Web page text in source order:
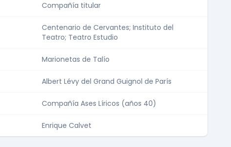
Compañía titular
Centenario de Cervantes; Instituto del
Teatro; Teatro Estudio
Marionetas de Talío
Albert Lévy del Grand Guignol de París
Compañía Ases Líricos (años 40)
Enrique Calvet